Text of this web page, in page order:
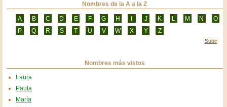
Nombres de la A a la Z
A B C D E F G H I J K L M N
O
P
Q R S T U V W X Y Z
Subir
Nombres más vistos
Laura
Paula
María